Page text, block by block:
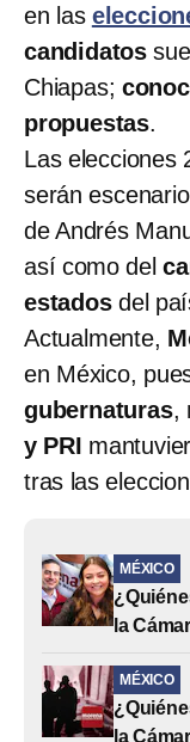
en las
candidatos
Chiapas;
propuestas.
Las elecciones
serán
de Andrés
así como del
estadosdel
Actualmente,
en México,
gubernaturas,
y PRI
tras las
MÉXICO
la
MÉXICO
la